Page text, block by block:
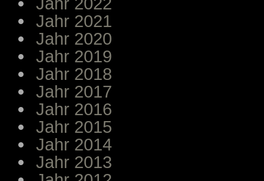
Jahr 2021
Jahr 2020
Jahr 2019
Jahr 2018
Jahr 2017
Jahr 2016
Jahr 2015
Jahr 2014
Jahr 2013